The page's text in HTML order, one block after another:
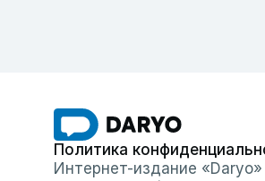
Политика
Интернет-издание